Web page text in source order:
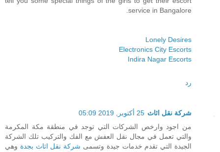
service in Bangalore.
Lonely Desires
Electronics City Escorts
Indira Nagar Escorts
رد
شركة نقل اثاث 25 أكتوبر, 2019 05:09
من اجود وارخص الشركات التي توجد في منطقة مكة المكرمة
والتي تعمل في مجال نقل العفش مع الفك والتركيب تلك الشركة
الجيدة التي تقدم خدمات جيدة وتسمى شركة نقل اثاث بجدة وهي